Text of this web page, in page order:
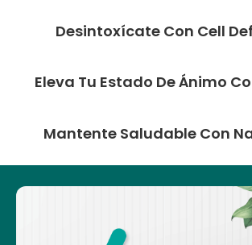
Desintoxícate Con Cell
Eleva Tu Estado De Ánimo
Mantente Saludable Con